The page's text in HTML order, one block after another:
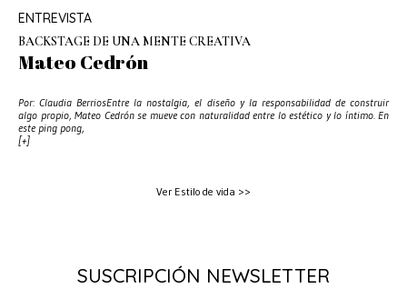
ENTREVISTA
BACKSTAGE DE UNA MENTE CREATIVA
Mateo Cedrón
Por: Claudia BerriosEntre la nostalgia, el diseño y la responsabilidad de construir
algo propio, Mateo Cedrón se mueve con naturalidad entre lo estético y lo íntimo. En
este ping pong,
[+]
Ver Estilo de vida >>
SUSCRIPCIÓN NEWSLETTER